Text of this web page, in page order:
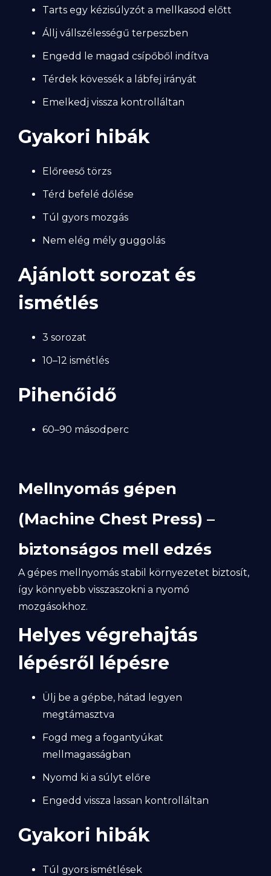
Tarts egy kézisúlyzót a mellkasod előtt
Állj vállszélességű terpeszben
Engedd le magad csípőből indítva
Térdek kövessék a lábfej irányát
Emelkedj vissza kontrolláltan
Gyakori hibák
Előreeső törzs
Térd befelé dőlése
Túl gyors mozgás
Nem elég mély guggolás
Ajánlott sorozat és
ismétlés
3 sorozat
10–12 ismétlés
Pihenőidő
60–90 másodperc
Mellnyomás gépen
(Machine Chest Press) –
biztonságos mell edzés
A gépes mellnyomás stabil környezetet biztosít,
így könnyebb visszaszokni a nyomó
mozgásokhoz.
Helyes végrehajtás
lépésről lépésre
Ülj be a gépbe, hátad legyen
megtámasztva
Fogd meg a fogantyúkat
mellmagasságban
Nyomd ki a súlyt előre
Engedd vissza lassan kontrolláltan
Gyakori hibák
Túl gyors ismétlések